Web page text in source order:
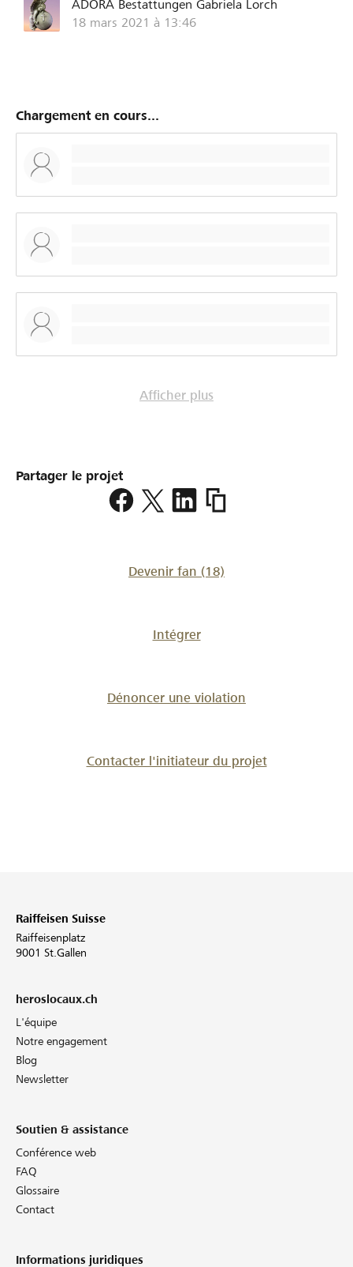
ADORA Bestattungen Gabriela Lorch
18 mars 2021 à 13:46
Chargement en cours...
Afficher plus
Partager le projet
https://
Devenir fan (18)
Intégrer
Dénoncer une violation
Contacter l'initiateur du projet
Raiffeisen Suisse
Raiffeisenplatz
9001 St.Gallen
heroslocaux.ch
L'équipe
Notre engagement
Blog
Newsletter
Soutien & assistance
Conférence web
FAQ
Glossaire
Contact
Informations juridiques